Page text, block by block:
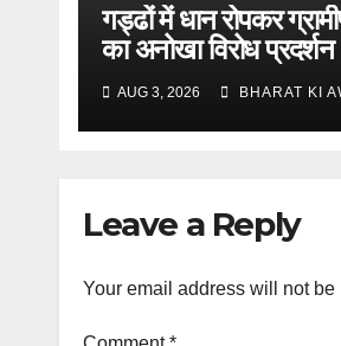
गड्ढों में धान रोपकर
का अनोखा विरोध प्रदर्शन
AUG 3, 2026 BHARAT KI
Leave a Reply
Your email address will not be